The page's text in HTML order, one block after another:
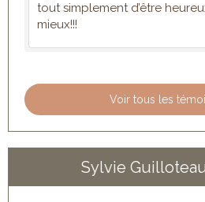
tout simplement d’être
mieux!!!
Voir tous les
Sylvie